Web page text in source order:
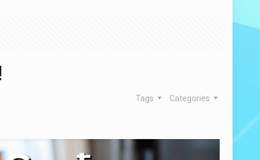
Categories
Tags